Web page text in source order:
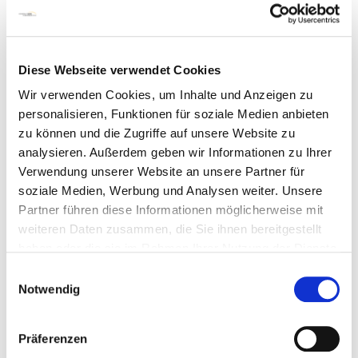
Diese Webseite verwendet Cookies
Wir verwenden Cookies, um Inhalte und Anzeigen zu
personalisieren, Funktionen für soziale Medien anbieten
zu können und die Zugriffe auf unsere Website zu
analysieren. Außerdem geben wir Informationen zu Ihrer
Verwendung unserer Website an unsere Partner für
soziale Medien, Werbung und Analysen weiter. Unsere
Partner führen diese Informationen möglicherweise mit
weiteren Daten zusammen, die Sie ihnen bereitgestellt
Notwendig
Präferenzen
Berufliche Bildung –
Pflewi & FK IIIDGSV®
Pädagogische Leitung:
Jutta Kaliske M.A. Public Health/Pflegewissenschaft
Kosten:
Kursgebühr 1650,00€ inkl. Mehrwertsteuer (für externe
Teilnehmer*innen)
1500,00€ Lehrgangskosten inkl. Lehrgangsunterlagen
150,00€ Prüfungsgebühr und Zertifikat der DGSV® e.V.
Kontakt
Bildungsakademie Bereich Fort- und Weiterbildung
Telefon: (0421) 497 79381